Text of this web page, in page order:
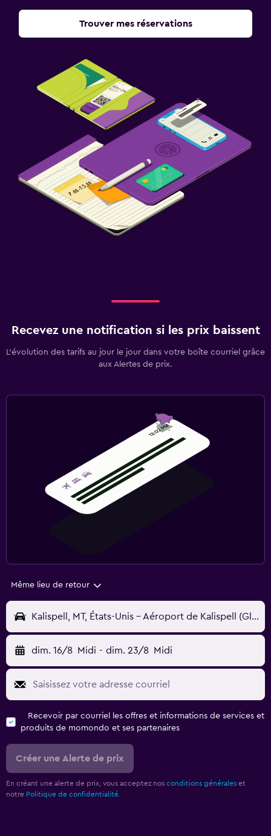
Trouver mes réservations
Recevez une notification si les prix baissent
L’évolution des tarifs au jour le jour dans votre boîte courriel grâce
aux Alertes de prix.
Même lieu de retour
Kalispell, MT, États-Unis - Aéroport de Kalispell (Glacier Park Intl) (FCA)
dim. 16/8 Midi - dim. 23/8 Midi
Recevoir par courriel les offres et informations de services et
produits de momondo et ses partenaires
Créer une Alerte de prix
En créant une alerte de prix, vous acceptez nos conditions générales et
notre Politique de confidentialité.